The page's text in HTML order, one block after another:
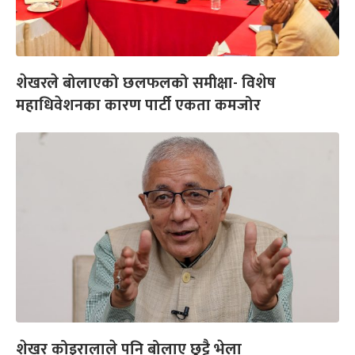
शेखरले बोलाएको छलफलको समीक्षा- विशेष
महाधिवेशनका कारण पार्टी एकता कमजोर